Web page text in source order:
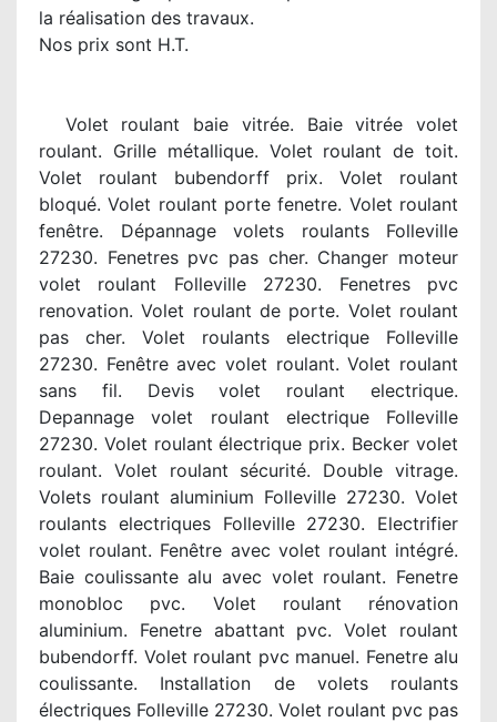
la réalisation des travaux.
Nos prix sont H.T.
Volet roulant baie vitrée. Baie vitrée volet
roulant. Grille métallique. Volet roulant de toit.
Volet roulant bubendorff prix. Volet roulant
bloqué. Volet roulant porte fenetre. Volet roulant
fenêtre. Dépannage volets roulants Folleville
27230. Fenetres pvc pas cher. Changer moteur
volet roulant Folleville 27230. Fenetres pvc
renovation. Volet roulant de porte. Volet roulant
pas cher. Volet roulants electrique Folleville
27230. Fenêtre avec volet roulant. Volet roulant
sans fil. Devis volet roulant electrique.
Depannage volet roulant electrique Folleville
27230. Volet roulant électrique prix. Becker volet
roulant. Volet roulant sécurité. Double vitrage.
Volets roulant aluminium Folleville 27230. Volet
roulants electriques Folleville 27230. Electrifier
volet roulant. Fenêtre avec volet roulant intégré.
Baie coulissante alu avec volet roulant. Fenetre
monobloc pvc. Volet roulant rénovation
aluminium. Fenetre abattant pvc. Volet roulant
bubendorff. Volet roulant pvc manuel. Fenetre alu
coulissante. Installation de volets roulants
électriques Folleville 27230. Volet roulant pvc pas